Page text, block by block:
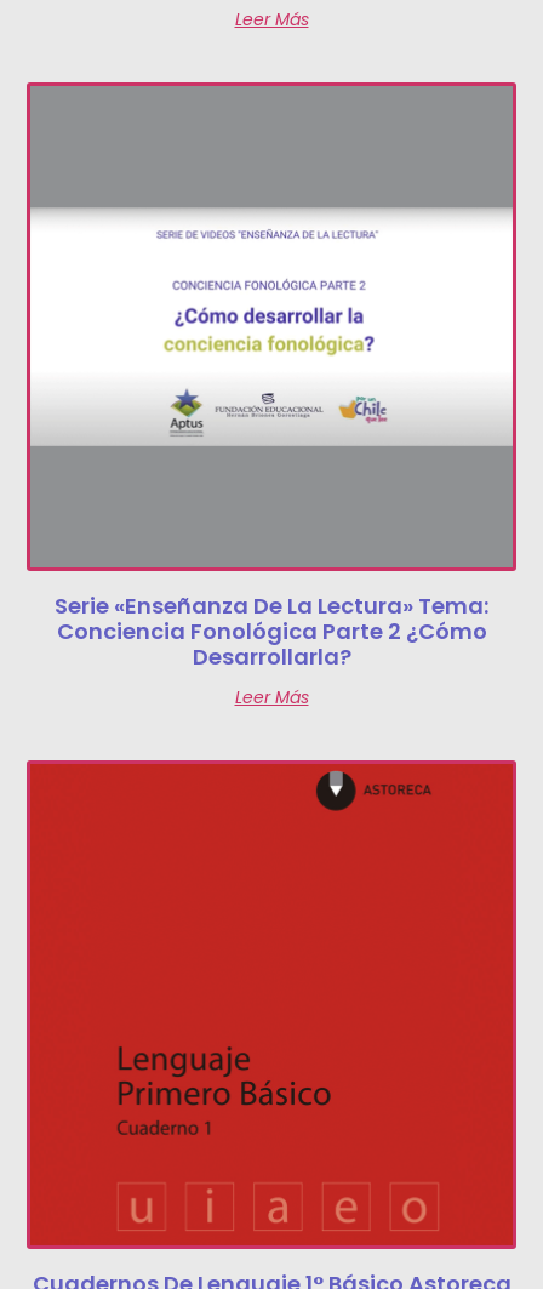
Leer Más
Serie «Enseñanza De La Lectura» Tema:
Conciencia Fonológica Parte 2 ¿Cómo
Desarrollarla?
Leer Más